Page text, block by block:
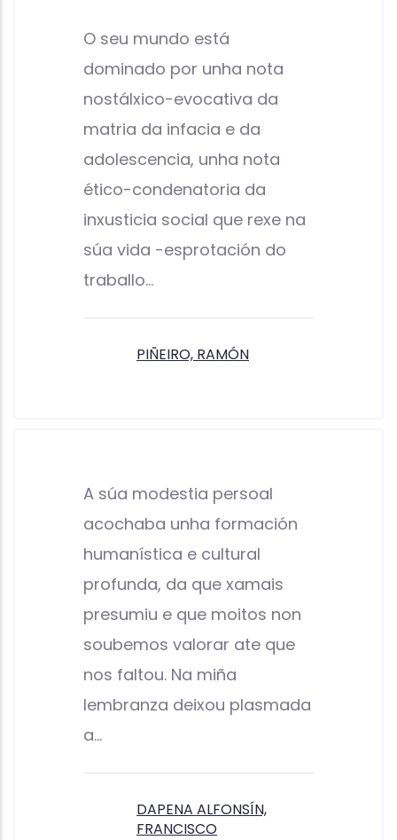
O seu mundo está
dominado por unha nota
nostálxico-evocativa da
matria da infacia e da
adolescencia, unha nota
ético-condenatoria da
inxusticia social que rexe na
súa vida -esprotación do
traballo…
PIÑEIRO, RAMÓN
A súa modestia persoal
acochaba unha formación
humanística e cultural
profunda, da que xamais
presumiu e que moitos non
soubemos valorar ate que
nos faltou. Na miña
lembranza deixou plasmada
a…
DAPENA ALFONSÍN,
FRANCISCO